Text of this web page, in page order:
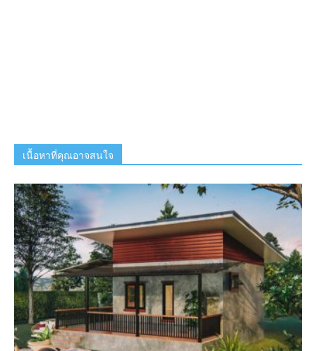
เนื้อหาที่คุณอาจสนใจ